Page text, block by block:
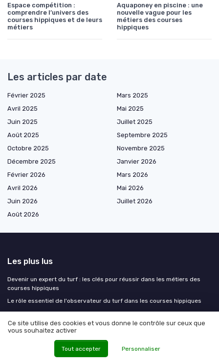
Espace compétition :
comprendre l’univers des
courses hippiques et de leurs
métiers
Aquaponey en piscine : une
nouvelle vague pour les
métiers des courses
hippiques
Les articles par date
Février 2025
Mars 2025
Avril 2025
Mai 2025
Juin 2025
Juillet 2025
Août 2025
Septembre 2025
Octobre 2025
Novembre 2025
Décembre 2025
Janvier 2026
Février 2026
Mars 2026
Avril 2026
Mai 2026
Juin 2026
Juillet 2026
Août 2026
Les plus lus
Devenir un expert du turf : les clés pour réussir dans les métiers des
courses hippiques
Le rôle essentiel de l'observateur du turf dans les courses hippiques
Les meilleures stratégies de cordes par hippodrome
Comprendre les écarts dans le tiercé : un atout pour les parieurs
Comprendre l'écart dans le quinté
Ce site utilise des cookies et vous donne le contrôle sur ceux que
vous souhaitez activer
Tout accepter Personnaliser